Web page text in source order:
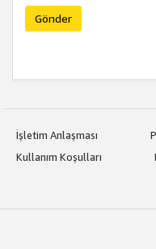
Gönder
İşletim Anlaşması
Kullanım Koşulları